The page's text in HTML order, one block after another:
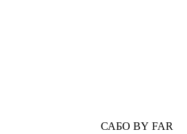
САБО BY FAR